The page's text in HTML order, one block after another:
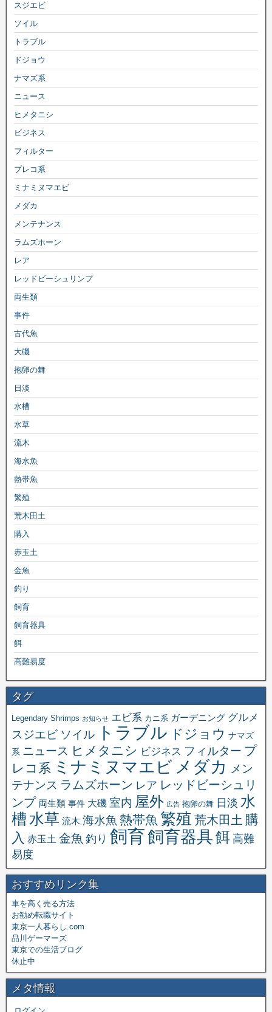
スジエビ
ソイル
トラブル
ドジョウ
ナマズ系
ニュース
ヒメタニシ
ビジネス
フィルター
プレコ系
ミナミヌマエビ
メダカ
メンテナンス
ラムズホーン
レア
レッドビーシュリンプ
両生類
事件
古代魚
大磯
抱卵の舞
日淡
水槽
水草
流木
海水魚
熱帯魚
繁殖
荒木田土
購入
赤玉土
金魚
釣り
飼育
飼育器具
餌
高難易度
タグ
Legendary Shrimps お知らせ エビ系 カニ系 ガーデニング グルメ
スジエビ ソイル トラブル ドジョウ ナマズ
系 ニュース ヒメタニシ ビジネス フィルター プ
レコ系 ミナミヌマエビ メダカ
メン
テナンス ラムズホーン レア レッドビーシュリ
ンプ 両生類 事件 大磯 室内 屋外 広告 抱卵の舞 日淡 水
槽 水草 流木 海水魚 熱帯魚 繁殖 荒木田土 購
入 赤玉土 金魚 釣り 飼育飼育器具餌 高難
易度
おすすめリンク集
車を高く売る方法
お勧め転職サイト
東京一人暮らし.com
品川ゲーマーズ
東京での生活ブログ
休止中
メタ情報